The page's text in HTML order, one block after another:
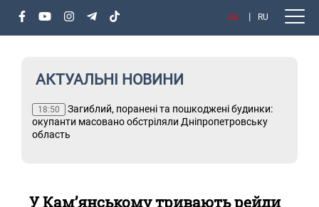
UA RU
АКТУАЛЬНІ НОВИНИ
18:50
Загиблий, поранені та пошкоджені будинки:
окупанти масовано обстріляли Дніпропетровську
область
У Кам’янському тривають рейди